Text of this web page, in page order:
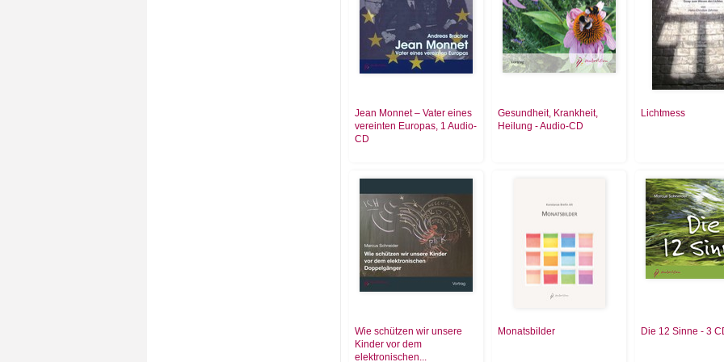
Jean Monnet – Vater eines
vereinten Europas, 1 Audio-
CD
Gesundheit, Krankheit,
Heilung - Audio-CD
Lichtmess
Wie schützen wir unsere
Kinder vor dem
elektronischen...
Monatsbilder Die 12 Sinne - 3